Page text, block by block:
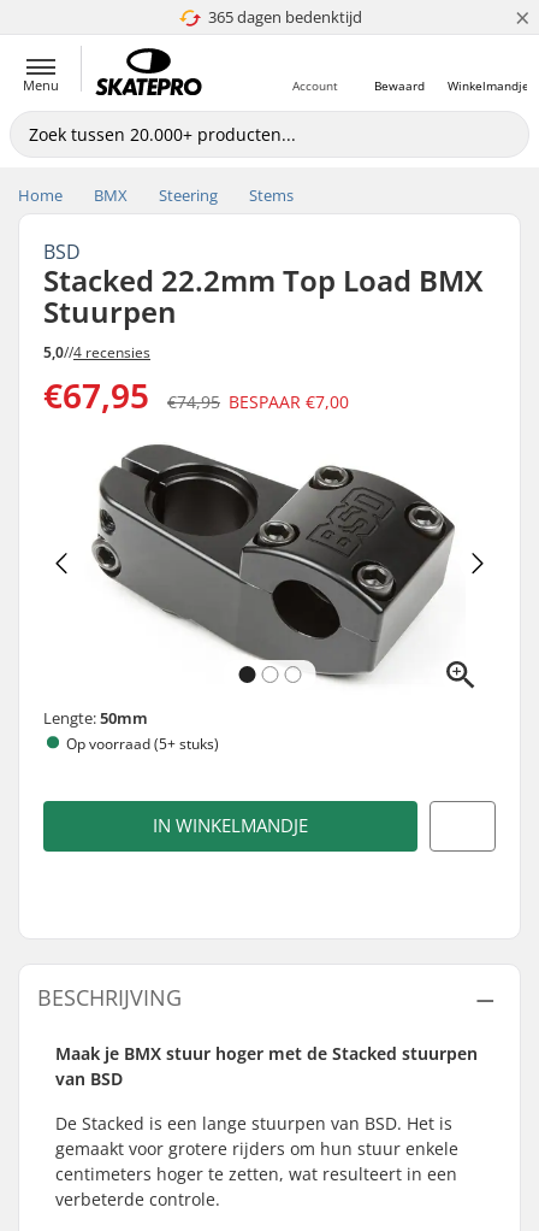
365 dagen bedenktijd
4.8 van 5 ×
Menu Winkelmandje
Bewaard
Account
Home BMX Steering Stems
BSD
Stacked 22.2mm Top Load BMX
Stuurpen
5,0//4 recensies
€67,95 €74,95 BESPAAR €7,00
Lengte:50mm
Op voorraad (5+ stuks)
IN WINKELMANDJE
BESCHRIJVING
Maak je BMX stuur hoger met de Stacked stuurpen
van BSD
De Stacked is een lange stuurpen van BSD. Het is
gemaakt voor grotere rijders om hun stuur enkele
centimeters hoger te zetten, wat resulteert in een
verbeterde controle.